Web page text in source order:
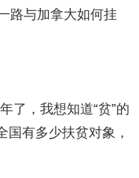
路与加拿大如何挂
了，我想知道“贫”的
国有多少扶贫对象，